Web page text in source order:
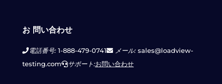
お 問い合わせ
電話番号:1-888-479-0741 メール:sales@loadview-
testing.com
サポート:お問い合わせ